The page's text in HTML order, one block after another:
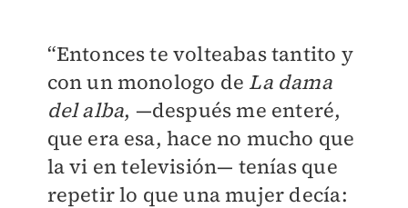
“Entonces te volteabas tantito y
con un monologo de La dama
del alba, —después me enteré,
que era esa, hace no mucho que
la vi en televisión— tenías que
repetir lo que una mujer decía: